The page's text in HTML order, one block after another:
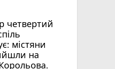
четвертий
містяни
на